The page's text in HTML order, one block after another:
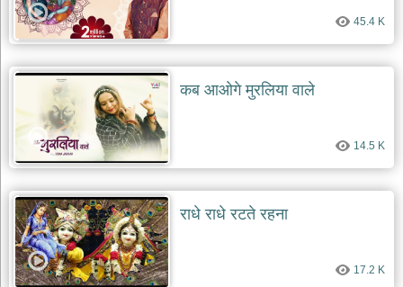
45.4 K
कब आओगे मुरलिया वाले
14.5 K
राधे राधे रटते रहना
17.2 K